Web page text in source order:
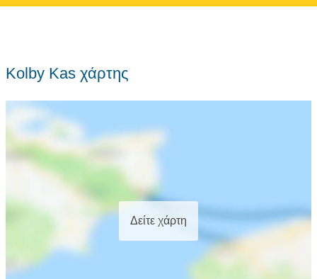
Kolby Kas χάρτης
Δείτε χάρτη